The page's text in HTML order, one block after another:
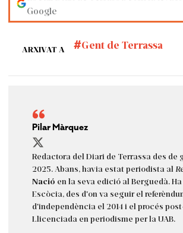
Google
ARXIVAT A Gent de Terrassa
Pilar Màrquez
Redactora del Diari de Terrassa des de
2025. Abans, havia estat periodista al
Nació en la seva edició al Berguedà.
Escòcia, des d'on va seguir el
d'independència el 2014 i el procés
Llicenciada en periodisme per la UAB.